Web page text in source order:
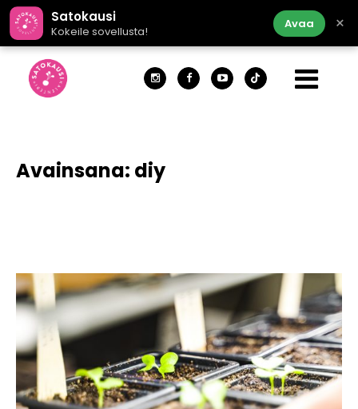
Satokausi
Kokeile sovellusta!
Avaa ×
Avainsana: diy